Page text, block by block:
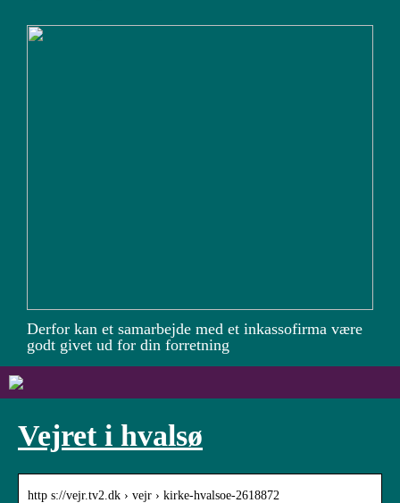
Derfor kan et samarbejde med et inkassofirma være
godt givet ud for din forretning
Vejret i hvalsø
http s://vejr.tv2.dk › vejr › kirke-hvalsoe-2618872